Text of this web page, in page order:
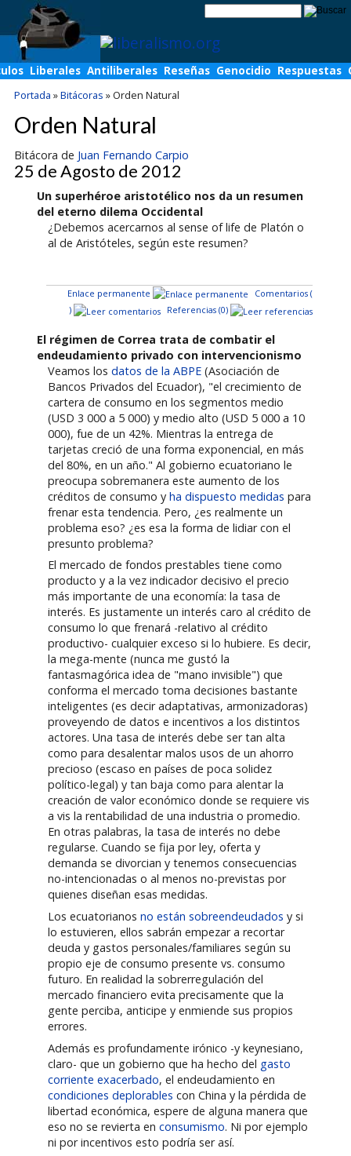
Liberales Antiliberales Reseñas Genocidio Respuestas
Portada »Bitácoras »Orden Natural
Orden Natural
Bitácora de Juan Fernando Carpio
25 de Agosto de 2012
Un superhéroe aristotélico nos da un resumen
del eterno dilema Occidental
¿Debemos acercarnos al sense of life de Platón o
al de Aristóteles, según este resumen?
Enlace permanente
Comentarios (
)
Referencias (0)
El régimen de Correa trata de combatir el
endeudamiento privado con intervencionismo
Veamos losdatos de la ABPE (Asociación de
Bancos Privados del Ecuador), "el crecimiento de
cartera de consumo en los segmentos medio
(USD 3 000 a 5 000) y medio alto (USD 5 000 a 10
000), fue de un 42%. Mientras la entrega de
tarjetas creció de una forma exponencial, en más
del 80%, en un año." Al gobierno ecuatoriano le
preocupa sobremanera este aumento de los
créditos de consumo yha dispuesto medidas para
frenar esta tendencia. Pero, ¿es realmente un
problema eso? ¿es esa la forma de lidiar con el
presunto problema?
El mercado de fondos prestables tiene como
producto y a la vez indicador decisivo el precio
más importante de una economía: la tasa de
interés. Es justamente un interés caro al crédito de
consumo lo que frenará -relativo al crédito
productivo- cualquier exceso si lo hubiere. Es decir,
la mega-mente (nunca me gustó la
fantasmagórica idea de "mano invisible") que
conforma el mercado toma decisiones bastante
inteligentes (es decir adaptativas, armonizadoras)
proveyendo de datos e incentivos a los distintos
actores. Una tasa de interés debe ser tan alta
como para desalentar malos usos de un ahorro
precioso (escaso en países de poca solidez
político-legal) y tan baja como para alentar la
creación de valor económico donde se requiere vis
a vis la rentabilidad de una industria o promedio.
En otras palabras, la tasa de interés no debe
regularse. Cuando se fija por ley, oferta y
demanda se divorcian y tenemos consecuencias
no-intencionadas o al menos no-previstas por
quienes diseñan esas medidas.
Los ecuatorianosno están sobreendeudados y si
lo estuvieren, ellos sabrán empezar a recortar
deuda y gastos personales/familiares según su
propio eje de consumo presente vs. consumo
futuro. En realidad la sobrerregulación del
mercado financiero evita precisamente que la
gente perciba, anticipe y enmiende sus propios
errores.
Además es profundamente irónico -y keynesiano,
claro- que un gobierno que ha hecho del gasto
corriente exacerbado, el endeudamiento en
condiciones deplorables con China y la pérdida de
libertad económica, espere de alguna manera que
eso no se revierta enconsumismo. Ni por ejemplo
ni por incentivos esto podría ser así.